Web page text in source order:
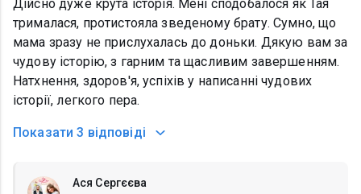
Дійсно дуже крута історія. Мені сподобалося як Тая
трималася, протистояла зведеному брату. Сумно, що
мама зразу не прислухалась до доньки. Дякую вам за
чудову історію, з гарним та щасливим завершенням.
Натхнення, здоров'я, успіхів у написанні чудових
історії, легкого пера.
Показати 3 відповіді
Ася Сергєєва